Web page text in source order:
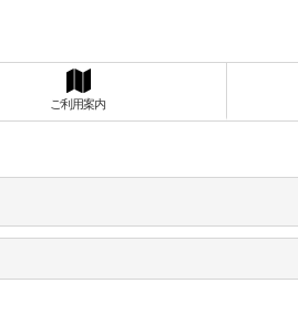
ご利用案内